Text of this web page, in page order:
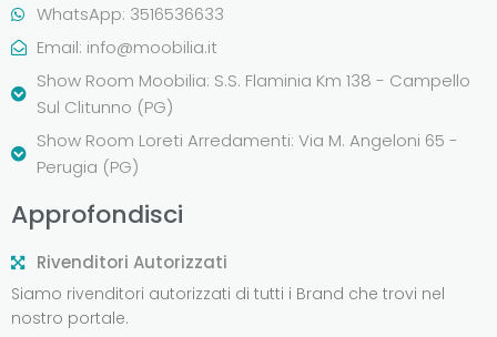
WhatsApp: 3516536633
Email: info@moobilia.it
Show Room Moobilia: S.S. Flaminia Km 138 - Campello
Sul Clitunno (PG)
Show Room Loreti Arredamenti: Via M. Angeloni 65 -
Perugia (PG)
Approfondisci
Rivenditori Autorizzati
Siamo rivenditori autorizzati di tutti i Brand che trovi nel
nostro portale.